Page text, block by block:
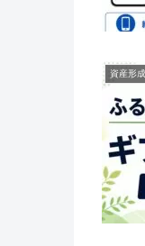
資産形成